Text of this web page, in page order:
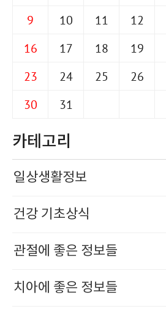
9
10 11 12
16
17 18 19
23
24 25 26
30
31
카테고리
일상생활정보
건강 기초상식
관절에 좋은 정보들
치아에 좋은 정보들